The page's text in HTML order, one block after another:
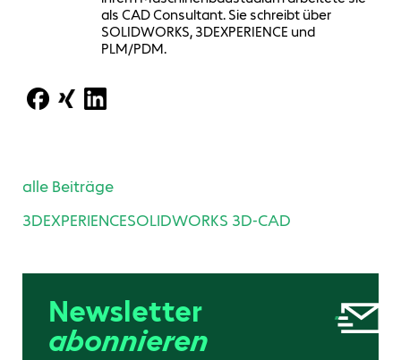
als CAD Consultant. Sie schreibt über
SOLIDWORKS, 3DEXPERIENCE und
PLM/PDM.
alle Beiträge
3DEXPERIENCESOLIDWORKS 3D-CAD
Newsletter
abonnieren